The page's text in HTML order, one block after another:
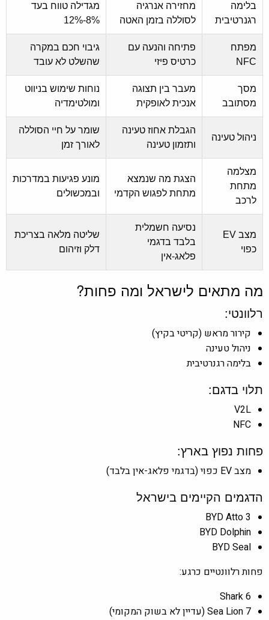
בלימה
רגנרטיבית
מחזירה אנרגיה
לסוללה בזמן האטה
מגדילה טווח בעד
8%-12%
מפתח
NFC
פתיחה והנעה עם
כרטיס פיזי
גיבוי חכם במקרה
שהשלט לא עובד
מסך
מסתובב
מעבר בין תצוגה
אנכית לאופקית
נוחות שימוש בניווט
ומולטימדיה
ניהול טעינה
הגבלת אחוז טעינה
ותזמון טעינה
שומר על חיי הסוללה
לאורך זמן
מצלמה
מתחת
לרכב
הצגת מה שנמצא
מתחת לפגוש הקדמי
מונע פגיעות במדרכות
ובמכשולים
מצב EV
כפוי
נסיעה חשמלית
בלבד בדגמי
פלאג-אין
שליטה מלאה בצריכת
דלק וזיהום
מה מתאים לישראל ומה פחות?
רלוונטי:
קירור מראש (קריטי בקיץ)
ניהול טעינה
בלימה רגנרטיבית
תלוי בדגם:
V2L
NFC
פחות נפוץ בארץ:
מצב EV כפוי (בדגמי פלאג-אין בלבד)
הדגמים הקיימים בישראל
BYD Atto 3
BYD Dolphin
BYD Seal
פחות רלוונטיים כרגע:
Shark 6
Sea Lion 7 (עדיין לא בשוק המקומי)